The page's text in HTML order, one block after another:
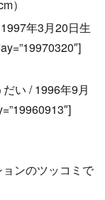
）
年3月20日生
い / 1996年9月
ンのツッコミで